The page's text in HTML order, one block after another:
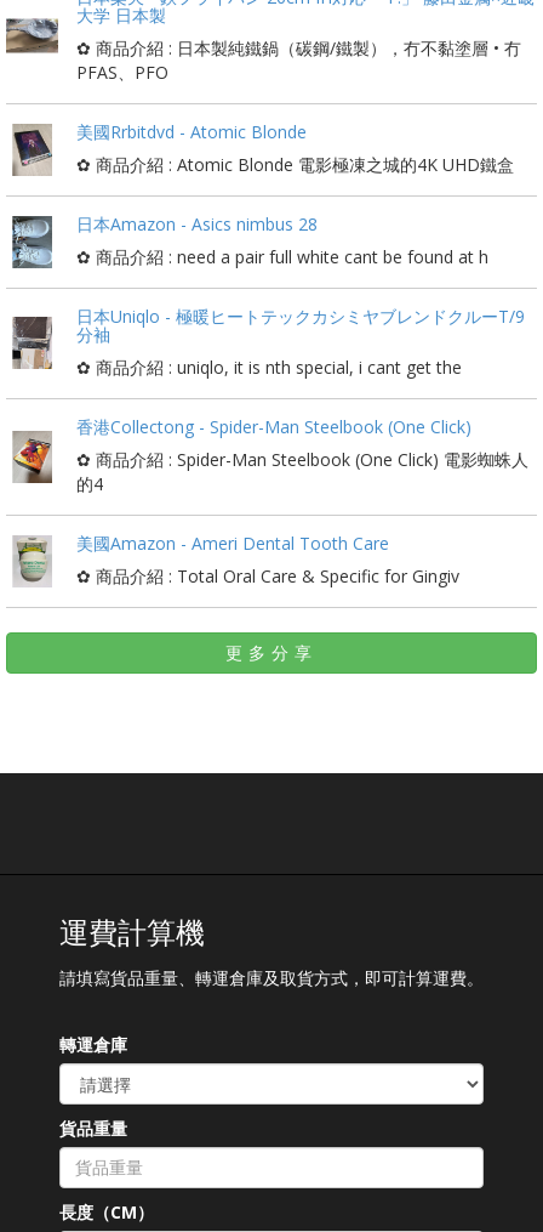
大学 日本製
✿ 商品介紹 : 日本製純鐵鍋（碳鋼/鐵製），冇不黏塗層 • 冇
PFAS、PFO
美國Rrbitdvd - Atomic Blonde
✿ 商品介紹 : Atomic Blonde 電影極凍之城的4K UHD鐵盒
日本Amazon - Asics nimbus 28
✿ 商品介紹 : need a pair full white cant be found at h
日本Uniqlo - 極暖ヒートテックカシミヤブレンドクルーT/9
分袖
✿ 商品介紹 : uniqlo, it is nth special, i cant get the
香港Collectong - Spider-Man Steelbook (One Click)
✿ 商品介紹 : Spider-Man Steelbook (One Click) 電影蜘蛛人
的4
美國Amazon - Ameri Dental Tooth Care
✿ 商品介紹 : Total Oral Care & Specific for Gingiv
更多分享
運費計算機
請填寫貨品重量、轉運倉庫及取貨方式，即可計算運費。
轉運倉庫
貨品重量
長度（CM）